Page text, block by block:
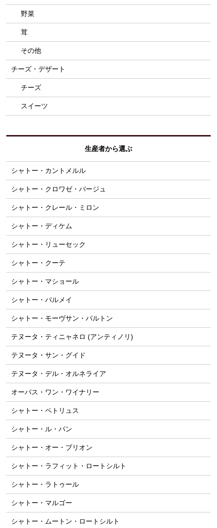
野菜
茸
その他
チーズ・デザート
チーズ
スイーツ
生産者から選ぶ
シャトー・カントメルル
シャトー・クロワゼ・バージュ
シャトー・クレール・ミロン
シャトー・ディケム
シャトー・リューセック
シャトー・クーテ
シャトー・マショール
シャトー・パルメイ
シャトー・モーヴサン・バルトン
テヌータ・ティニャネロ (アンティノリ)
テヌータ・サン・グイド
テヌータ・デル・オルネライア
オーパス・ワン・ワイナリー
シャトー・ペトリュス
シャトー・ル・パン
シャトー・オー・ブリオン
シャトー・ラフィット・ロートシルト
シャトー・ラトゥール
シャトー・マルゴー
シャトー・ムートン・ロートシルト